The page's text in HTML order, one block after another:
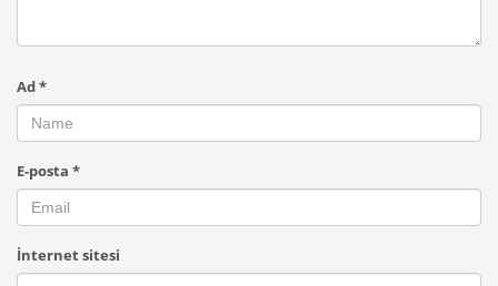
Ad*
E-posta *
İnternet sitesi